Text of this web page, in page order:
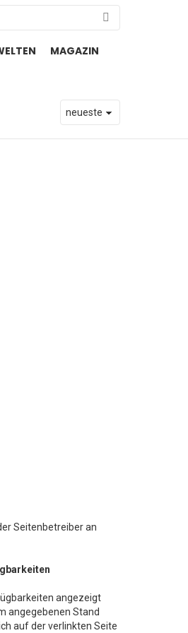
MAGAZIN
Seitenbetreiber an
angezeigt
angegebenen Stand
auf der verlinkten Seite